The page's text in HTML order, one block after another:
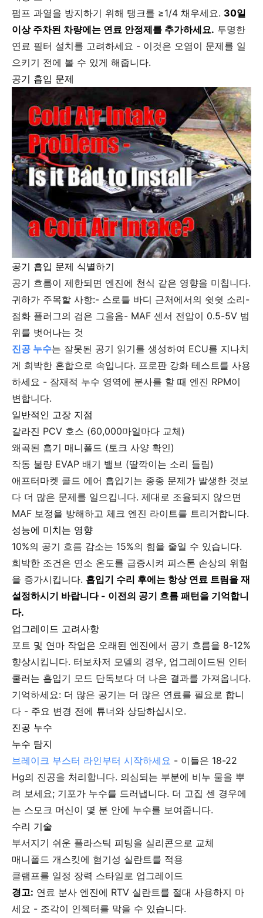
펌프 과열을 방지하기 위해 탱크를 ≥1/4 채우세요. 30일
이상 주차된 차량에는 연료 안정제를 추가하세요. 투명한
연료 필터 설치를 고려하세요 - 이것은 오염이 문제를 일
으키기 전에 볼 수 있게 해줍니다.
공기 흡입 문제
공기 흡입 문제 식별하기
공기 흐름이 제한되면 엔진에 천식 같은 영향을 미칩니다.
귀하가 주목할 사항:- 스로틀 바디 근처에서의 쉿쉿 소리-
점화 플러그의 검은 그을음- MAF 센서 전압이 0.5-5V 범
위를 벗어나는 것
진공 누수는 잘못된 공기 읽기를 생성하여 ECU를 지나치
게 희박한 혼합으로 속입니다. 프로판 강화 테스트를 사용
하세요 - 잠재적 누수 영역에 분사를 할 때 엔진 RPM이
변합니다.
일반적인 고장 지점
갈라진 PCV 호스 (60,000마일마다 교체)
왜곡된 흡기 매니폴드 (토크 사양 확인)
작동 불량 EVAP 배기 밸브 (딸깍이는 소리 들림)
애프터마켓 콜드 에어 흡입기는 종종 문제가 발생한 것보
다 더 많은 문제를 일으킵니다. 제대로 조율되지 않으면
MAF 보정을 방해하고 체크 엔진 라이트를 트리거합니다.
성능에 미치는 영향
10%의 공기 흐름 감소는 15%의 힘을 줄일 수 있습니다.
희박한 조건은 연소 온도를 급증시켜 피스톤 손상의 위험
을 증가시킵니다. 흡입기 수리 후에는 항상 연료 트림을 재
설정하시기 바랍니다 - 이전의 공기 흐름 패턴을 기억합니
다.
업그레이드 고려사항
포트 및 연마 작업은 오래된 엔진에서 공기 흐름을 8-12%
향상시킵니다. 터보차저 모델의 경우, 업그레이드된 인터
쿨러는 흡입기 모드 단독보다 더 나은 결과를 가져옵니다.
기억하세요: 더 많은 공기는 더 많은 연료를 필요로 합니
다 - 주요 변경 전에 튜너와 상담하십시오.
진공 누수
누수 탐지
브레이크 부스터 라인부터 시작하세요 - 이들은 18-22
Hg의 진공을 처리합니다. 의심되는 부분에 비누 물을 뿌
려 보세요; 기포가 누수를 드러냅니다. 더 고집 센 경우에
는 스모크 머신이 몇 분 안에 누수를 보여줍니다.
수리 기술
부서지기 쉬운 플라스틱 피팅을 실리콘으로 교체
매니폴드 개스킷에 혐기성 실란트를 적용
클램프를 일정 장력 스타일로 업그레이드
경고: 연료 분사 엔진에 RTV 실란트를 절대 사용하지 마
세요 - 조각이 인젝터를 막을 수 있습니다.